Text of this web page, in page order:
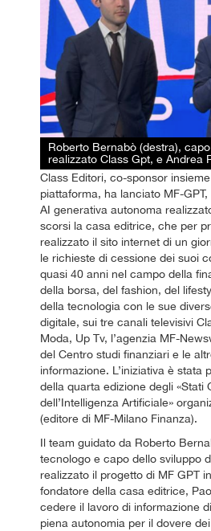
Roberto Bernabò (destra),
realizzato Class Gpt, e Andrea
Class Editori, co-sponsor
piattaforma, ha lanciato MF-
AI generativa autonoma
scorsi la casa editrice, che per
realizzato il sito internet di un
le richieste di cessione dei suoi
quasi 40 anni nel campo della
della borsa, del fashion, del
della tecnologia con le sue
digitale, sui tre canali televisivi
Moda, Up Tv, l’agenzia MF-
del Centro studi finanziari e le
informazione. L’iniziativa è stata
della quarta edizione degli «Stati
dell’Intelligenza Artificiale»
(editore di MF-Milano Finanza).
Il team guidato da Roberto
tecnologo e capo dello sviluppo
realizzato il progetto di MF GPT
fondatore della casa editrice,
cedere il lavoro di informazione
piena autonomia per il dovere